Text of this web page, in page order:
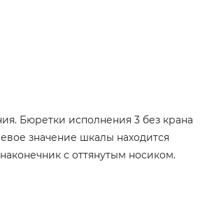
Бюретки исполнения 3 без крана
значение шкалы находится
с оттянутым носиком.